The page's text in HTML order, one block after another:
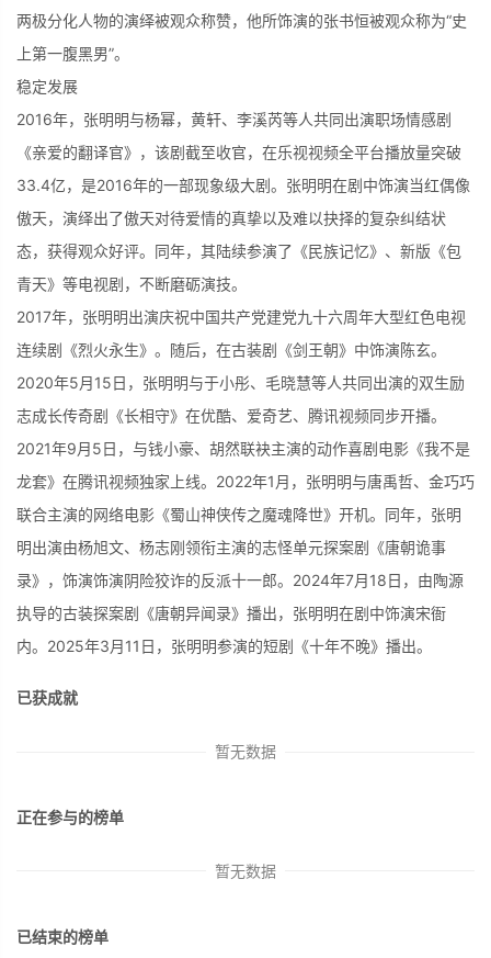
两极分化人物的演绎被观众称赞，他所饰演的张书恒被观众称为“史
上第一腹黑男”。
稳定发展
2016年，张明明与杨幂，黄轩、李溪芮等人共同出演职场情感剧
《亲爱的翻译官》，该剧截至收官，在乐视视频全平台播放量突破
33.4亿，是2016年的一部现象级大剧。张明明在剧中饰演当红偶像
傲天，演绎出了傲天对待爱情的真挚以及难以抉择的复杂纠结状
态，获得观众好评。同年，其陆续参演了《民族记忆》、新版《包
青天》等电视剧，不断磨砺演技。
2017年，张明明出演庆祝中国共产党建党九十六周年大型红色电视
连续剧《烈火永生》。随后，在古装剧《剑王朝》中饰演陈玄。
2020年5月15日，张明明与于小彤、毛晓慧等人共同出演的双生励
志成长传奇剧《长相守》在优酷、爱奇艺、腾讯视频同步开播。
2021年9月5日，与钱小豪、胡然联袂主演的动作喜剧电影《我不是
龙套》在腾讯视频独家上线。2022年1月，张明明与唐禹哲、金巧巧
联合主演的网络电影《蜀山神侠传之魔魂降世》开机。同年，张明
明出演由杨旭文、杨志刚领衔主演的志怪单元探案剧《唐朝诡事
录》，饰演饰演阴险狡诈的反派十一郎。2024年7月18日，由陶源
执导的古装探案剧《唐朝异闻录》播出，张明明在剧中饰演宋衙
内。2025年3月11日，张明明参演的短剧《十年不晚》播出。
已获成就
暂无数据
正在参与的榜单
暂无数据
已结束的榜单